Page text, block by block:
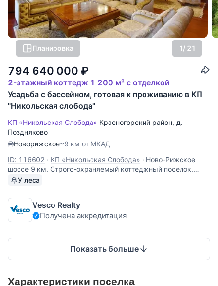
Планировка 1/ 21
794 640 000 ₽
2-этажный коттедж 1 200 м² с отделкой
Усадьба с бассейном, готовая к проживанию в КП
"Никольская слобода"
КП «Никольская Слобода» Красногорский район, д.
Поздняково
Новорижское~9 км от МКАД
ID: 116602 · КП «Никольская Слобода» · Ново-Рижское
шоссе 9 км. Строго-охраняемый коттеджный поселок.
Усадьба 1200 кв.м с бассейном, готовая к проживанию.
гостиная, кухня основная и кухня дополнительная,
гостевой санузел,
У леса
Vesco Realty
Получена аккредитация
Показать больше
Характеристики поселка